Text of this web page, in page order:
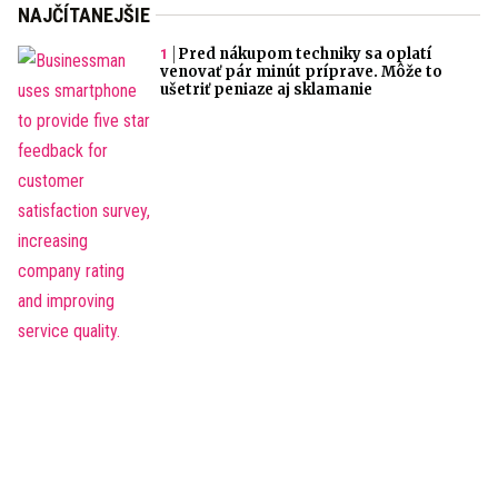
NAJČÍTANEJŠIE
Pred nákupom techniky sa oplatí
venovať pár minút príprave. Môže to
ušetriť peniaze aj sklamanie